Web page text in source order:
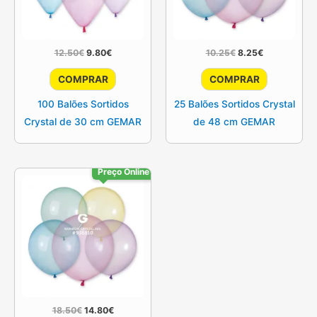
12.50€ O
original
era:
9.80€O
atual
é:
COMPRAR
100 Balões Sortidos
Crystal de 30 cm GEMAR
10.25€ O
original
era:
8.25€O
atual
é:
COMPRAR
25 Balões Sortidos Crystal
de 48 cm GEMAR
Preço Online
18.50€ O
14.80€O